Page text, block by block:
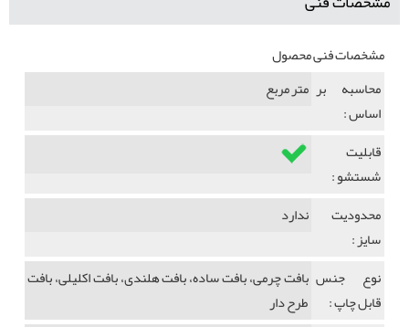
مشخصات فنی محصول
محاسبه بر
اساس :
متر مربع
قابلیت
شستشو :
محدودیت
سایز :
ندارد
نوع جنس
قابل چاپ :
بافت چرمی، بافت ساده، بافت هلندی، بافت اکلیلی، بافت
طرح دار